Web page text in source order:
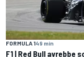
FORMULA 149 min
F1 | Red Bull avrebbe